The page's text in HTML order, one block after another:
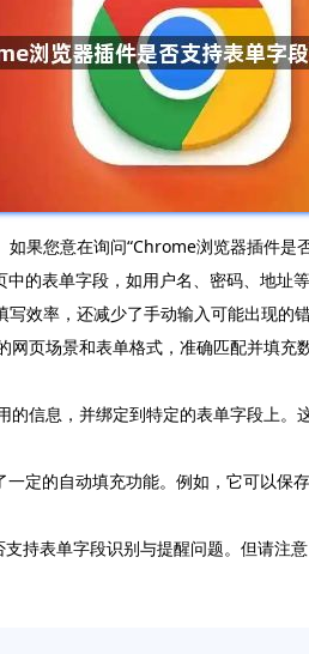
果您意在询问“Chrome浏览器插件是
的表单字段，如用户名、密码、地
效率，还减少了手动输入可能出现的错
页场景和表单格式，准确匹配并填
信息，并绑定到特定的表单字段上
定的自动填充功能。例如，它可以
持表单字段识别与提醒问题。但请注